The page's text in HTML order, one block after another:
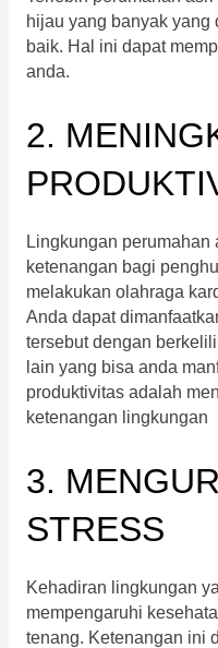
hijau yang banyak yang
baik. Hal ini dapat
anda.
2.
Lingkungan perumahan
ketenangan bagi
melakukan olahraga
Anda dapat
tersebut dengan
lain yang bisa anda
produktivitas adalah
ketenangan lingkungan
3.
STRESS
Kehadiran lingkungan
mempengaruhi
tenang. Ketenangan ini